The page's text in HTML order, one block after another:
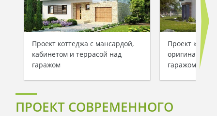
Проект коттеджа с мансардой,
кабинетом и террасой над
гаражом
Проект
гаражом
ПРОЕКТ СОВРЕМЕННОГО